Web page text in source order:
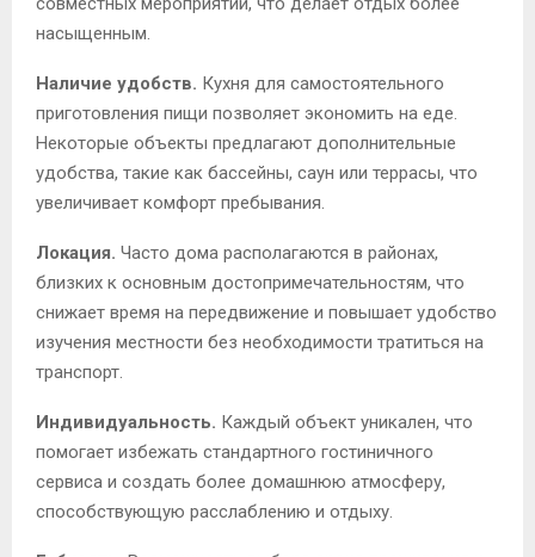
насыщенным.
Наличие удобств. Кухня для самостоятельного
приготовления пищи позволяет экономить на еде.
Некоторые объекты предлагают дополнительные
удобства, такие как бассейны, саун или террасы, что
увеличивает комфорт пребывания.
Локация. Часто дома располагаются в районах,
близких к основным достопримечательностям, что
снижает время на передвижение и повышает удобство
изучения местности без необходимости тратиться на
транспорт.
Индивидуальность. Каждый объект уникален, что
помогает избежать стандартного гостиничного
сервиса и создать более домашнюю атмосферу,
способствующую расслаблению и отдыху.